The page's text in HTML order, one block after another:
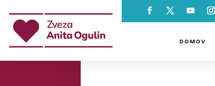
DOMOV
DOMOV O NAS